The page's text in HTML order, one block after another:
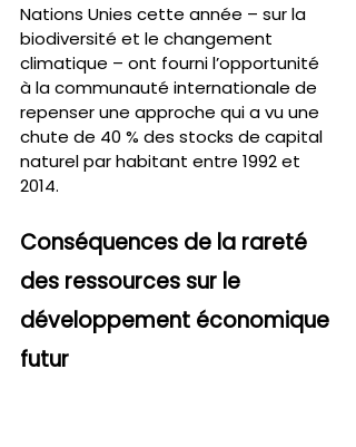
Nations Unies cette année – sur la
biodiversité et le changement
climatique – ont fourni l’opportunité
à la communauté internationale de
repenser une approche qui a vu une
chute de 40 % des stocks de capital
naturel par habitant entre 1992 et
2014.
Conséquences de la rareté
des ressources sur le
développement économique
futur